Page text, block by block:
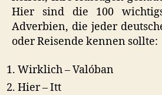
Hier sind die 100
Adverbien, die jeder
oder Reisende kennen sollte:
Wirklich – Valóban
Hier – Itt